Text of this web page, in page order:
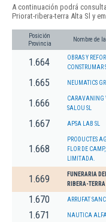
A continuación podrá
Priorat-ribera-terra Alta Sl y
Posición
Provincia
Nombre de
1.664
OBRAS Y
CONSTRUMAR
1.665 NEUMATICS
1.666
CARAVANING
SALOU SL
1.667 APSA LAB SL
1.668
PRODUCTES
FLOR DE
LIMITADA.
1.669
FUNERARIA
RIBERA-
1.670 ARRUFAT
1.671 NAUTICA